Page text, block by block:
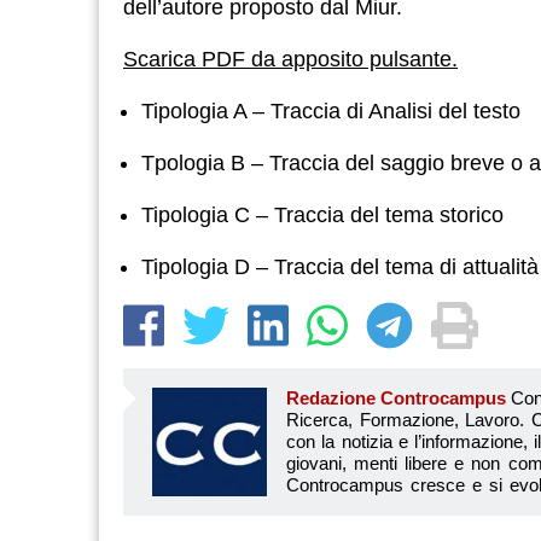
dell’autore proposto dal Miur.
Scarica PDF da apposito pulsante.
Tipologia A – Traccia di Analisi del testo
Tpologia B – Traccia del saggio breve o
Tipologia C – Traccia del tema storico
Tipologia D – Traccia del tema di attualità
Redazione Controcampus Controcampus è Il magazine più letto dai giovani su: Scuola, Università, Ricerca, Formazione, Lavoro. Controcampus nasce nell’ottobre 2001 con la missione di affiancare con la notizia e l’informazione, il mondo dell’istruzione e dell’università. Il suo cuore pulsante sono i giovani, menti libere e non compromesse da nessun interesse di parte. Il progetto è ambizioso e Controcampus cresce e si evolve arricchendo il proprio staff con nuovi giovani vogliosi di